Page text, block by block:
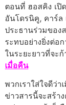
ตอนที่ ฮอสคิง เปิ
อันโดรนิคู, คาร์ล
ประธานร่วมของ
ระทบอย่างยิ่งต่อ
ในระยะยาวที่จะ
เมื่อคืน
พวกเราใส่ใจดีว่
ข่าวสารนี้จะสร้า